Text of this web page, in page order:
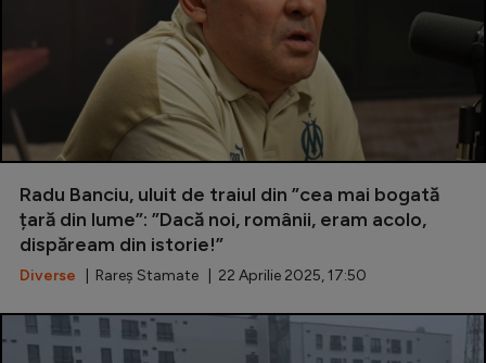
Radu Banciu, uluit de traiul din ”cea mai bogată
țară din lume”: ”Dacă noi, românii, eram acolo,
dispăream din istorie!”
Diverse | Rareș Stamate | 22 Aprilie 2025, 17:50